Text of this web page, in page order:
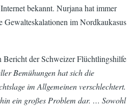
bekannt. Nurjana hat immer
Gewalteskalationen im Nordkaukasus
Bericht der Schweizer Flüchtlingshilfe
Bemühungen hat sich die
im Allgemeinen verschlechtert.
ein großes Problem dar. … Sowohl